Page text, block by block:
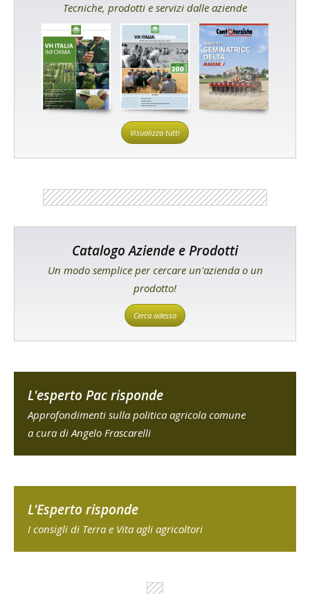
Tecniche, prodotti e servizi dalle aziende
Visualizza tutti
Catalogo Aziende e Prodotti
Un modo semplice per cercare un'azienda o un
prodotto!
Cerca adesso
L'esperto Pac risponde
Approfondimenti sulla politica agricola comune
a cura di Angelo Frascarelli
L'Esperto risponde
I consigli di Terra e Vita agli agricoltori